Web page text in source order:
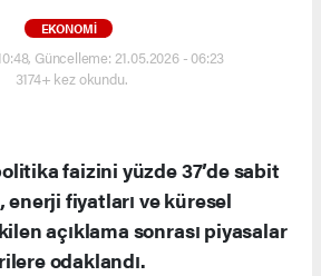
EKONOMI
Güncelleme: 21.05.2026 - 06:23
3174+ kez okundu.
faizini yüzde 37’de sabit
enerji fiyatları ve küresel
açıklama sonrası piyasalar
odaklandı.